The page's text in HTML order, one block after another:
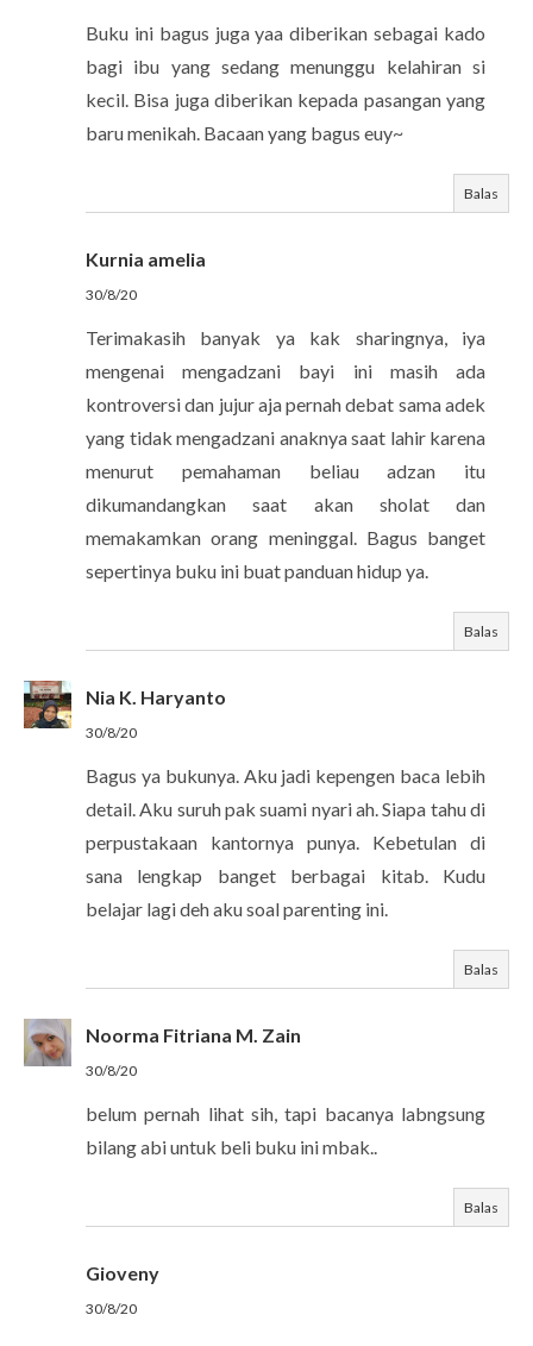
Buku ini bagus juga yaa diberikan sebagai kado
bagi ibu yang sedang menunggu kelahiran si
kecil. Bisa juga diberikan kepada pasangan yang
baru menikah. Bacaan yang bagus euy~
Balas
Kurnia amelia
30/8/20
Terimakasih banyak ya kak sharingnya, iya
mengenai mengadzani bayi ini masih ada
kontroversi dan jujur aja pernah debat sama adek
yang tidak mengadzani anaknya saat lahir karena
menurut pemahaman beliau adzan itu
dikumandangkan saat akan sholat dan
memakamkan orang meninggal. Bagus banget
sepertinya buku ini buat panduan hidup ya.
Balas
Nia K. Haryanto
30/8/20
Bagus ya bukunya. Aku jadi kepengen baca lebih
detail. Aku suruh pak suami nyari ah. Siapa tahu di
perpustakaan kantornya punya. Kebetulan di
sana lengkap banget berbagai kitab. Kudu
belajar lagi deh aku soal parenting ini.
Balas
Noorma Fitriana M. Zain
30/8/20
belum pernah lihat sih, tapi bacanya labngsung
bilang abi untuk beli buku ini mbak..
Balas
Gioveny
30/8/20